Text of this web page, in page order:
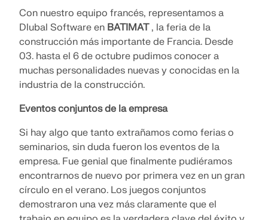
Primeros pasos
Aplicaciones
Objetos del modelo
Suscripciones y precios
Ejemplos
AEF para conexiones de acero
Diseñe y analice las conexiones de acero utilizando
CBFEM, conforme a EN 1993‑1‑8 y AISC 360,
totalmente integrado en RFEM 6 para flujos de
trabajo estructurales más rápidos y precisos.
Con nuestro equipo francés, representamos a
Dlubal Software en BATIMAT, la feria de la
construcción más importante de Francia. Desde
03. hasta el 6 de octubre pudimos conocer a
muchas personalidades nuevas y conocidas en la
industria de la construcción.
Eventos conjuntos de la empresa
Si hay algo que tanto extrañamos como ferias o
seminarios, sin duda fueron los eventos de la
empresa. Fue genial que finalmente pudiéramos
encontrarnos de nuevo por primera vez en un gran
círculo en el verano. Los juegos conjuntos
demostraron una vez más claramente que el